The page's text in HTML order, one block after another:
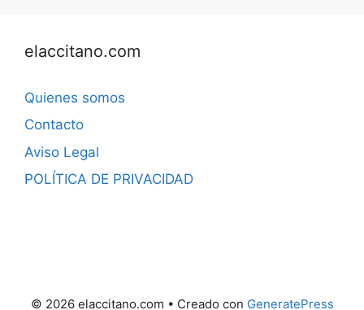
elaccitano.com
Quienes somos
Contacto
Aviso Legal
POLÍTICA DE PRIVACIDAD
© 2026 elaccitano.com • Creado con GeneratePress